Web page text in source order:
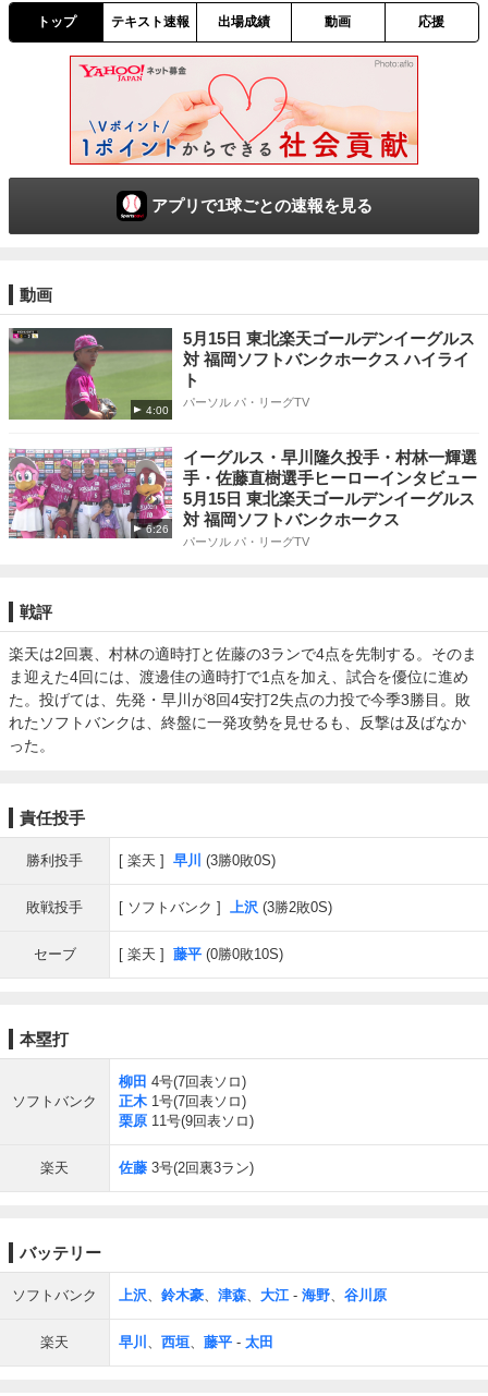
トップ テキスト速報 出場成績 動画 応援
アプリで1球ごとの速報を見る
動画
4:00
5月15日 東北楽天ゴールデンイーグルス
対 福岡ソフトバンクホークス ハイライ
ト
パーソル パ・リーグTV
6:26
イーグルス・早川隆久投手・村林一輝選
手・佐藤直樹選手ヒーローインタビュー
5月15日 東北楽天ゴールデンイーグルス
対 福岡ソフトバンクホークス
パーソル パ・リーグTV
戦評
楽天は2回裏、村林の適時打と佐藤の3ランで4点を先制する。そのま
ま迎えた4回には、渡邊佳の適時打で1点を加え、試合を優位に進め
た。投げては、先発・早川が8回4安打2失点の力投で今季3勝目。敗
れたソフトバンクは、終盤に一発攻勢を見せるも、反撃は及ばなか
った。
責任投手
勝利投手 楽天 早川 (3勝0敗0S)
敗戦投手 ソフトバンク 上沢 (3勝2敗0S)
セーブ 楽天 藤平 (0勝0敗10S)
本塁打
ソフトバンク
柳田 4号(7回表ソロ)
正木 1号(7回表ソロ)
栗原 11号(9回表ソロ)
楽天 佐藤 3号(2回裏3ラン)
バッテリー
ソフトバンク 上沢、 鈴木豪、 津森、 大江 - 海野、 谷川原
楽天 早川 、 西垣、 藤平 - 太田